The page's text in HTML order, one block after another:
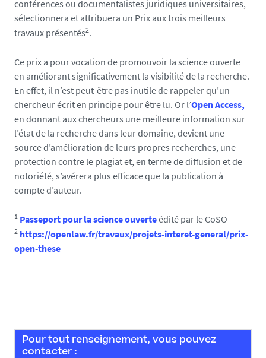
conférences ou documentalistes juridiques universitaires,
sélectionnera et attribuera un Prix aux trois meilleurs
travaux présentés2.
Ce prix a pour vocation de promouvoir la science ouverte
en améliorant significativement la visibilité de la recherche.
En effet, il n’est peut-être pas inutile de rappeler qu’un
chercheur écrit en principe pour être lu. Or l’Open Access,
en donnant aux chercheurs une meilleure information sur
l’état de la recherche dans leur domaine, devient une
source d’amélioration de leurs propres recherches, une
protection contre le plagiat et, en terme de diffusion et de
notoriété, s’avérera plus efficace que la publication à
compte d’auteur.
1 Passeport pour la science ouverteédité par le CoSO
2 https://openlaw.fr/travaux/projets-interet-general/prix-
open-these
Pour tout renseignement, vous pouvez
contacter :